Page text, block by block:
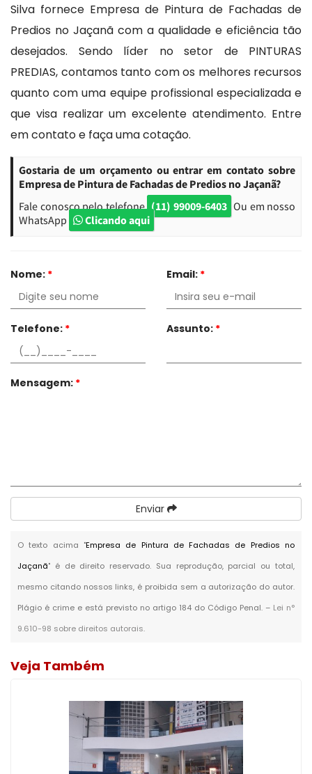
Silva fornece Empresa de Pintura de Fachadas de
Predios no Jaçanã com a qualidade e eficiência tão
desejados. Sendo líder no setor de PINTURAS
PREDIAS, contamos tanto com os melhores recursos
quanto com uma equipe profissional especializada e
que visa realizar um excelente atendimento. Entre
em contato e faça uma cotação.
Gostaria de um orçamento ou entrar em contato sobre
Empresa de Pintura de Fachadas de Predios no Jaçanã?
Fale conosco pelo telefone (11) 99009-6403 Ou em nosso
WhatsApp
Clicando aqui
Nome: * Email: *
Telefone: * Assunto: *
Mensagem: *
Enviar
O texto acima "Empresa de Pintura de Fachadas de Predios no
Jaçanã" é de direito reservado. Sua reprodução, parcial ou total,
mesmo citando nossos links, é proibida sem a autorização do autor.
Plágio é crime e está previsto no artigo 184 do Código Penal. – Lei n°
9.610-98 sobre direitos autorais.
Veja Também